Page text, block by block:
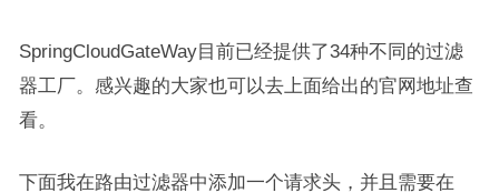
SpringCloudGateWay目前已经提供了34种不同的过滤
器工厂。感兴趣的大家也可以去上面给出的官网地址查
看。
下面我在路由过滤器中添加一个请求头，并且需要在